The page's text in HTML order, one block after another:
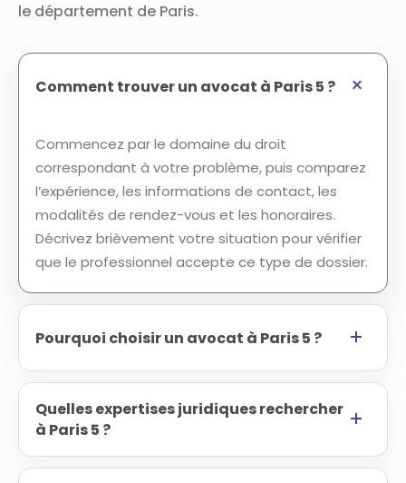
le département de Paris.
Comment trouver un avocat à Paris 5 ?
Commencez par le domaine du droit
correspondant à votre problème, puis comparez
l’expérience, les informations de contact, les
modalités de rendez-vous et les honoraires.
Décrivez brièvement votre situation pour vérifier
que le professionnel accepte ce type de dossier.
Pourquoi choisir un avocat à Paris 5 ?
Quelles expertises juridiques rechercher
à Paris 5 ?